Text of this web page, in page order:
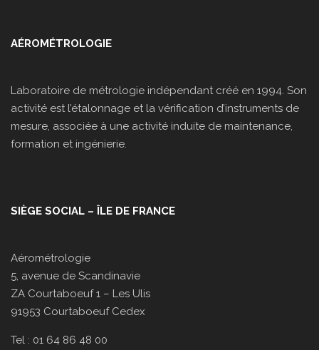
AÉROMÉTROLOGIE
Laboratoire de métrologie indépendant créé en 1994. Son
activité est l’étalonnage et la vérification d’instruments de
mesure, associée à une activité induite de maintenance,
formation et ingénierie.
SIÈGE SOCIAL – ÎLE DE FRANCE
Aérométrologie
5, avenue de Scandinavie
ZA Courtaboeuf 1 – Les Ulis
91953 Courtaboeuf Cedex
Tel : 01 64 86 48 00